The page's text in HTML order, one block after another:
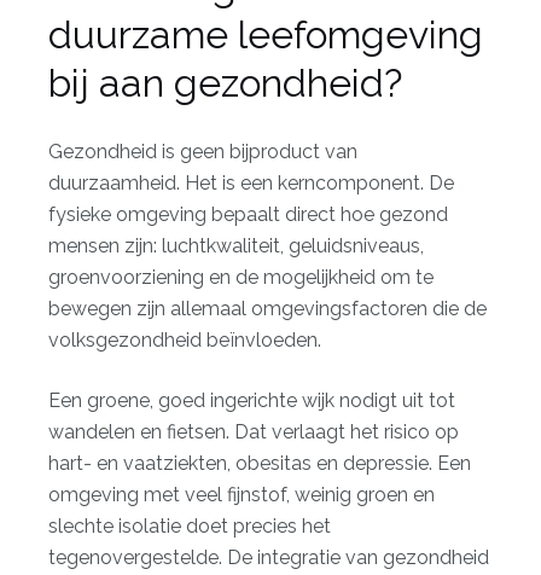
duurzame leefomgeving
bij aan gezondheid?
Gezondheid is geen bijproduct van
duurzaamheid. Het is een kerncomponent. De
fysieke omgeving bepaalt direct hoe gezond
mensen zijn: luchtkwaliteit, geluidsniveaus,
groenvoorziening en de mogelijkheid om te
bewegen zijn allemaal omgevingsfactoren die de
volksgezondheid beïnvloeden.
Een groene, goed ingerichte wijk nodigt uit tot
wandelen en fietsen. Dat verlaagt het risico op
hart- en vaatziekten, obesitas en depressie. Een
omgeving met veel fijnstof, weinig groen en
slechte isolatie doet precies het
tegenovergestelde. De integratie van gezondheid